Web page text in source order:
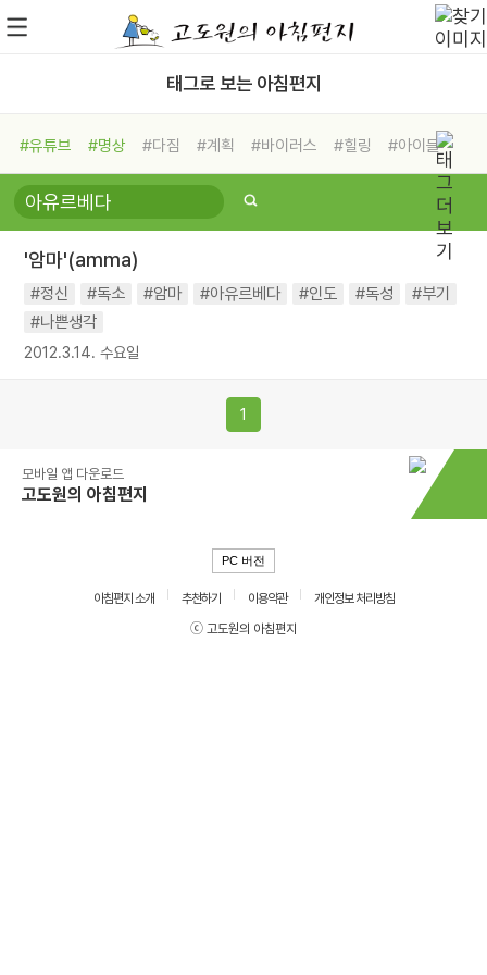
태그로 보는 아침편지
#유튜브 #명상 #다짐 #계획 #바이러스 #힐링
#아이들
#비전캠프
#독서캠프 #삶
#희망
#나눔 #친구 #링컨학교
#독서
#건강 #면역력
'암마'(amma)
#정신 #독소 #암마 #아유르베다 #인도 #독성
#부기
#나쁜생각
2012.3.14. 수요일
1
모바일 앱 다운로드
고도원의 아침편지
PC 버전
아침편지 소개 추천하기 이용약관
개인정보 처리방침
ⓒ 고도원의 아침편지